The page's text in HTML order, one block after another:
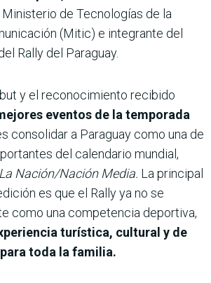
de Tecnologías de la
(Mitic) e integrante del
Rally del Paraguay.
y el reconocimiento recibido
eventos de la temporada
consolidar a Paraguay como una de
del calendario mundial,
La Nación/Nación Media. La principal
es que el Rally ya no se
como una competencia deportiva,
turística, cultural y de
toda la familia.